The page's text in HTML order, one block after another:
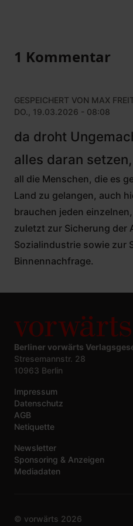
1 Kommentar
GESPEICHERT VON MAX
DO., 19.03.2026 - 08:08
da droht
alles daran
all die Menschen, die es
Land zu gelangen, auch
brauchen jeden
zuletzt zur Sicherung der
Sozialindustrie sowie zur
Binnennachfrage.
Berliner vorwärts
Stresemannstr. 28
10963 Berlin
Impressum
Datenschutz
AGB
Netiquette
Newsletter
Sponsoring & Anzeigen
Mediadaten
© vorwärts 2026